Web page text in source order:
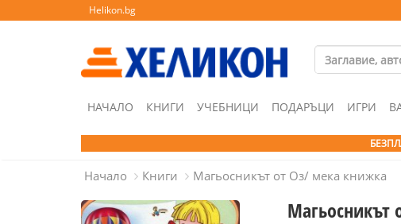
Helikon.bg
НАЧАЛО КНИГИ УЧЕБНИЦИ ПОДАРЪЦИ ИГРИ
Начало Книги Магьосникът от Оз/ мека книжка
Магьосникът